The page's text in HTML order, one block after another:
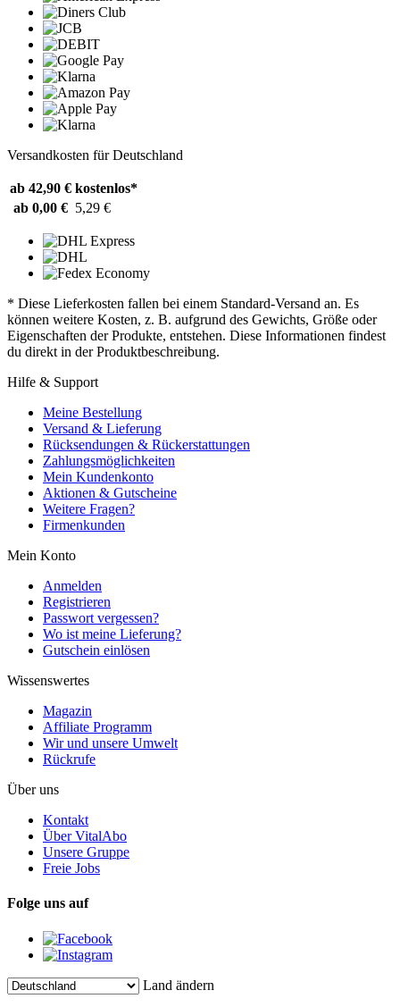
Versandkosten für Deutschland
ab 42,90 € kostenlos*
ab 0,00 € 5,29 €
* Diese Lieferkosten fallen bei einem Standard-Versand an. Es
können weitere Kosten, z. B. aufgrund des Gewichts, Größe oder
Eigenschaften der Produkte, entstehen. Diese Informationen findest
du direkt in der Produktbeschreibung.
Hilfe & Support
Meine Bestellung
Versand & Lieferung
Rücksendungen & Rückerstattungen
Zahlungsmöglichkeiten
Mein Kundenkonto
Aktionen & Gutscheine
Weitere Fragen?
Firmenkunden
Mein Konto
Anmelden
Registrieren
Passwort vergessen?
Wo ist meine Lieferung?
Gutschein einlösen
Wissenswertes
Magazin
Affiliate Programm
Wir und unsere Umwelt
Rückrufe
Über uns
Kontakt
Über VitalAbo
Unsere Gruppe
Freie Jobs
Folge uns auf
Land ändern